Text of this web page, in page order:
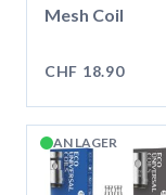
Mesh Coil
CHF 18.90
AN LAGER